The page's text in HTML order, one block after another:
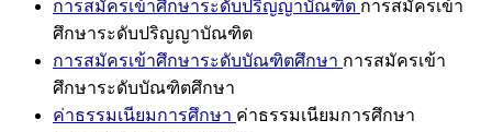
การสมัครเข้าศึกษาระดับปริญญาบัณฑิต การสมัครเข้า
ศึกษาระดับปริญญาบัณฑิต
การสมัครเข้าศึกษาระดับบัณฑิตศึกษา การสมัครเข้า
ศึกษาระดับบัณฑิตศึกษา
ค่าธรรมเนียมการศึกษา ค่าธรรมเนียมการศึกษา